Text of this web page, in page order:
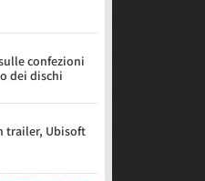
confezioni
dei dischi
trailer, Ubisoft